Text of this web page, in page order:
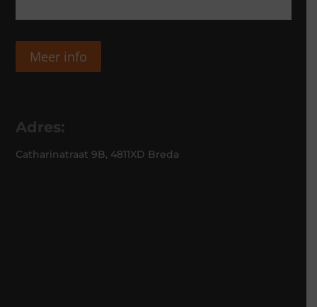
Meer info
Adres:
Catharinatraat 9B, 4811XD Breda